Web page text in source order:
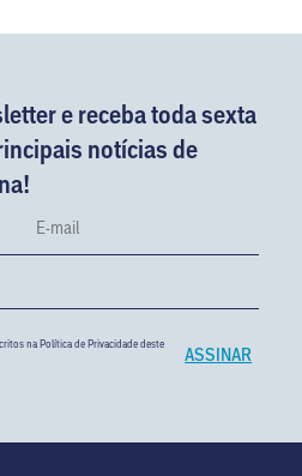
e receba toda sexta
notícias de
naPolítica de Privacidadedeste